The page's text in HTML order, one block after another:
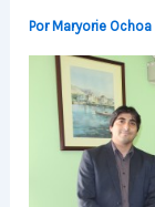
PorMaryorie Ochoa